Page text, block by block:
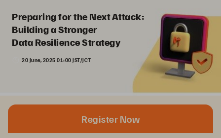
Preparing for the Next Attack:
Building a Stronger
Data Resilience Strategy
20 June, 2025 01:00 JST/JCT
Register Now